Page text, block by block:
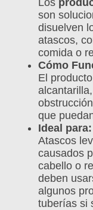
son
disuelven
atascos,
comida o
Cómo
El
que
Ideal para:
Atascos
causados
cabello o
deben
algunos
tuberías si